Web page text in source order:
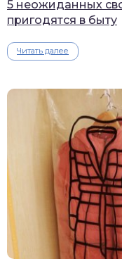
5 неожиданных
пригодятся в быту
Читать далее